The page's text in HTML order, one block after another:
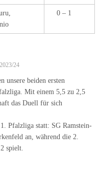
0 – 1
24
unsere beiden ersten
Mit einem 5,5 zu 2,5
das Duell für sich
Pfalzliga statt: SG Ramstein-
an, während die 2.
spielt.